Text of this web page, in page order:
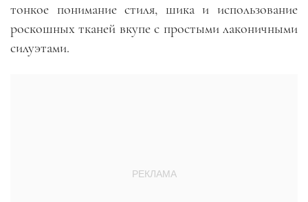
тонкое понимание стиля, шика и использование
роскошных тканей вкупе с простыми лаконичными
силуэтами.